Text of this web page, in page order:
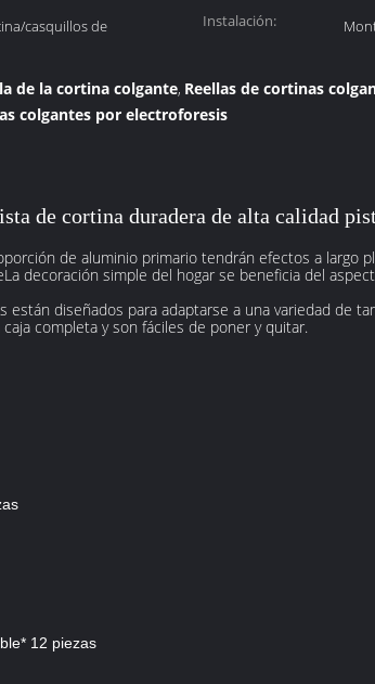
casquillos de
Instalación:
de la cortina colgante, Reellas de cortinas
colgantes por electroforesis
de cortina duradera de alta calidad
de aluminio primario tendrán efectos a largo
decoración simple del hogar se beneficia del
diseñados para adaptarse a una variedad de
completa y son fáciles de poner y quitar.
12 piezas